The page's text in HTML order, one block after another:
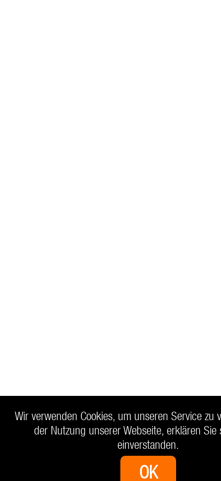
Wir verwenden Cookies, um unseren Service zu
der Nutzung unserer Webseite, erklären Sie
einverstanden.
OK